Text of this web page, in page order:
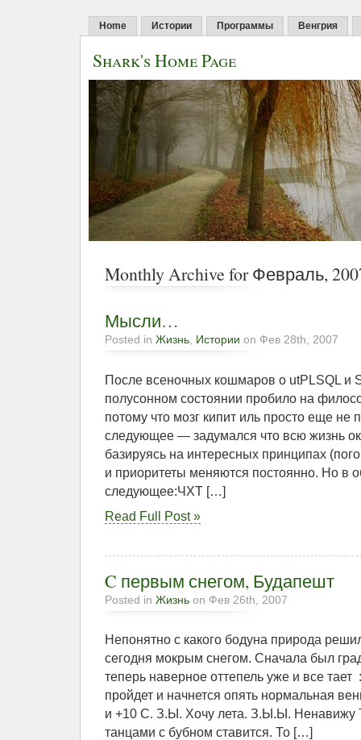
Home Истории Программы Венгрия
Shark's Home Page
Monthly Archive for Февраль,
Мысли…
Posted in Жизнь, Истории on Фев 28th, 2007
После всеночных кошмаров о utPLSQL и
полусонном состоянии пробило на
потому что мозг кипит иль просто еще
следующее — задумался что всю жизнь
базируясь на интересных принципах
и приоритеты меняются постоянно. Но в
следующее:ЧХТ […]
Read Full Post »
C первым снегом, Будапешт
Posted in Жизнь on Фев 26th, 2007
Непонятно с какого бодуна природа
сегодня мокрым снегом. Сначала был
теперь наверное оттепель уже и все тает
пройдет и начнется опять нормальная
и +10 С. З.Ы. Хочу лета. З.Ы.Ы. Ненавижу
танцами с бубном ставится. То […]